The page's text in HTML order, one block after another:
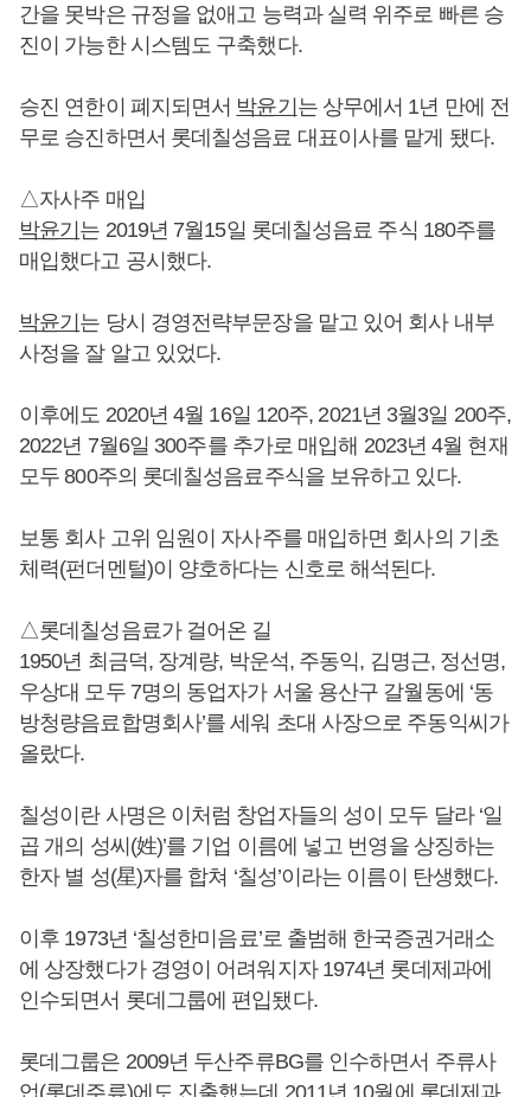
간을 못박은 규정을 없애고 능력과 실력 위주로 빠른 승
진이 가능한 시스템도 구축했다.
승진 연한이 폐지되면서 박윤기는 상무에서 1년 만에 전
무로 승진하면서 롯데칠성음료 대표이사를 맡게 됐다.
△자사주 매입
박윤기는 2019년 7월15일 롯데칠성음료 주식 180주를
매입했다고 공시했다.
박윤기는 당시 경영전략부문장을 맡고 있어 회사 내부
사정을 잘 알고 있었다.
이후에도 2020년 4월 16일 120주, 2021년 3월3일 200주,
2022년 7월6일 300주를 추가로 매입해 2023년 4월 현재
모두 800주의 롯데칠성음료주식을 보유하고 있다.
보통 회사 고위 임원이 자사주를 매입하면 회사의 기초
체력(펀더멘털)이 양호하다는 신호로 해석된다.
△롯데칠성음료가 걸어온 길
1950년 최금덕, 장계량, 박운석, 주동익, 김명근, 정선명,
우상대 모두 7명의 동업자가 서울 용산구 갈월동에 ‘동
방청량음료합명회사’를 세워 초대 사장으로 주동익씨가
올랐다.
칠성이란 사명은 이처럼 창업자들의 성이 모두 달라 ‘일
곱 개의 성씨(姓)’를 기업 이름에 넣고 번영을 상징하는
한자 별 성(星)자를 합쳐 ‘칠성’이라는 이름이 탄생했다.
이후 1973년 ‘칠성한미음료’로 출범해 한국증권거래소
에 상장했다가 경영이 어려워지자 1974년 롯데제과에
인수되면서 롯데그룹에 편입됐다.
롯데그룹은 2009년 두산주류BG를 인수하면서 주류사
업(롯데주류)에도 진출했는데 2011년 10월에 롯데제과